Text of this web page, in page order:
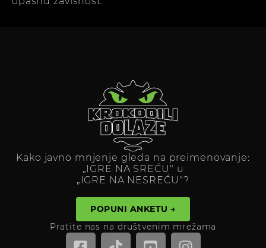
Kako javno mnjenje gleda na preimenovanje:
„IGRE NA SREĆU" u
„IGRE NA NESREĆU"?
POPUNI ANKETU →
Pratite nas na društvenim mrežama